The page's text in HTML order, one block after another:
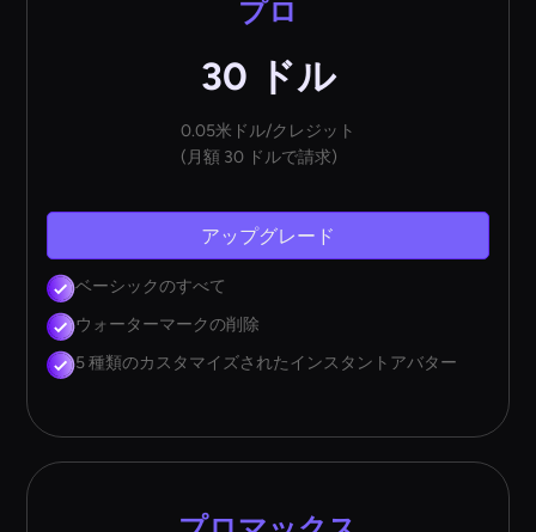
プロ
30 ドル
0.05米ドル/クレジット
(月額 30 ドルで請求)
アップグレード
ベーシックのすべて
ウォーターマークの削除
5 種類のカスタマイズされたインスタントアバター